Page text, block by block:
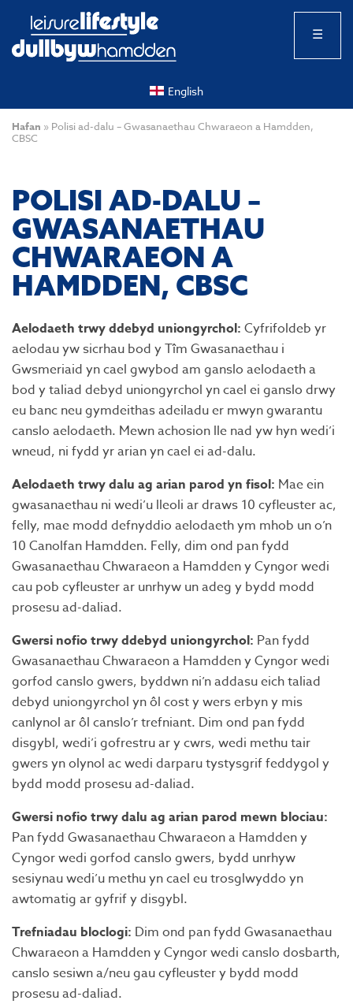
☰
English
Hafan » Polisi ad-dalu – Gwasanaethau Chwaraeon a Hamdden,
CBSC
POLISI AD-DALU –
GWASANAETHAU
CHWARAEON A
HAMDDEN, CBSC
Aelodaeth trwy ddebyd uniongyrchol: Cyfrifoldeb yr
aelodau yw sicrhau bod y Tîm Gwasanaethau i
Gwsmeriaid yn cael gwybod am ganslo aelodaeth a
bod y taliad debyd uniongyrchol yn cael ei ganslo drwy
eu banc neu gymdeithas adeiladu er mwyn gwarantu
canslo aelodaeth. Mewn achosion lle nad yw hyn wedi’i
wneud, ni fydd yr arian yn cael ei ad-dalu.
Aelodaeth trwy dalu ag arian parod yn fisol: Mae ein
gwasanaethau ni wedi’u lleoli ar draws 10 cyfleuster ac,
felly, mae modd defnyddio aelodaeth ym mhob un o’n
10 Canolfan Hamdden. Felly, dim ond pan fydd
Gwasanaethau Chwaraeon a Hamdden y Cyngor wedi
cau pob cyfleuster ar unrhyw un adeg y bydd modd
prosesu ad-daliad.
Gwersi nofio trwy ddebyd uniongyrchol: Pan fydd
Gwasanaethau Chwaraeon a Hamdden y Cyngor wedi
gorfod canslo gwers, byddwn ni’n addasu eich taliad
debyd uniongyrchol yn ôl cost y wers erbyn y mis
canlynol ar ôl canslo’r trefniant. Dim ond pan fydd
disgybl, wedi’i gofrestru ar y cwrs, wedi methu tair
gwers yn olynol ac wedi darparu tystysgrif feddygol y
bydd modd prosesu ad-daliad.
Gwersi nofio trwy dalu ag arian parod mewn blociau:
Pan fydd Gwasanaethau Chwaraeon a Hamdden y
Cyngor wedi gorfod canslo gwers, bydd unrhyw
sesiynau wedi’u methu yn cael eu trosglwyddo yn
awtomatig ar gyfrif y disgybl.
Trefniadau bloclogi: Dim ond pan fydd Gwasanaethau
Chwaraeon a Hamdden y Cyngor wedi canslo dosbarth,
canslo sesiwn a/neu gau cyfleuster y bydd modd
prosesu ad-daliad.